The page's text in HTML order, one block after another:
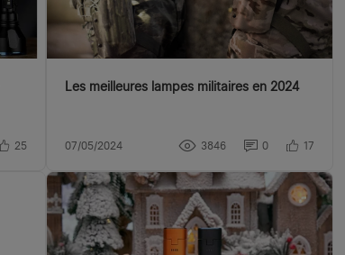
25
Les meilleures lampes militaires en 2024
07/05/2024 3846 0 17